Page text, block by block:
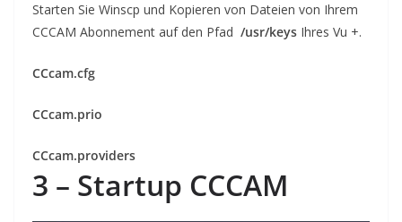
Starten Sie Winscp und Kopieren von Dateien von Ihrem
CCCAM Abonnement auf den Pfad /usr/keys Ihres Vu +.
CCcam.cfg
CCcam.prio
CCcam.providers
3 – Startup CCCAM